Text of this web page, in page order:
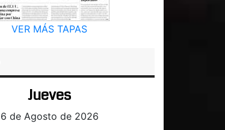
VER MÁS TAPAS
Jueves
6 de Agosto de 2026